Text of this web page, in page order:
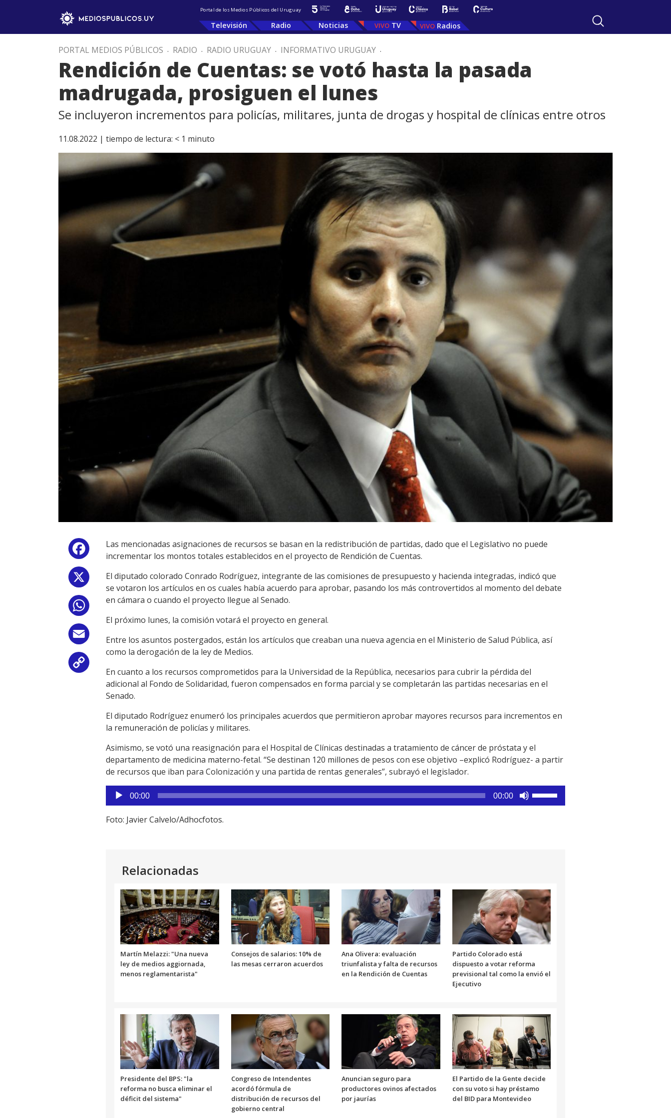
Portal de los Medios Públicos del Uruguay
Televisión Radio Noticias TV Radios
PORTAL MEDIOS PÚBLICOS . RADIO . RADIO URUGUAY . INFORMATIVO URUGUAY .
Rendición de Cuentas: se votó hasta la pasada
madrugada, prosiguen el lunes
Se incluyeron incrementos para policías, militares, junta de drogas y hospital de clínicas entre otros
11.08.2022 | tiempo de lectura: < 1 minuto
Facebook
Email
Link
Las mencionadas asignaciones de recursos se basan en la redistribución de partidas, dado que el Legislativo no puede
incrementar los montos totales establecidos en el proyecto de Rendición de Cuentas.
El diputado colorado Conrado Rodríguez, integrante de las comisiones de presupuesto y hacienda integradas, indicó que
se votaron los artículos en os cuales había acuerdo para aprobar, pasando los más controvertidos al momento del debate
en cámara o cuando el proyecto llegue al Senado.
El próximo lunes, la comisión votará el proyecto en general.
Entre los asuntos postergados, están los artículos que creaban una nueva agencia en el Ministerio de Salud Pública, así
como la derogación de la ley de Medios.
En cuanto a los recursos comprometidos para la Universidad de la República, necesarios para cubrir la pérdida del
adicional al Fondo de Solidaridad, fueron compensados en forma parcial y se completarán las partidas necesarias en el
Senado.
El diputado Rodríguez enumeró los principales acuerdos que permitieron aprobar mayores recursos para incrementos en
la remuneración de policías y militares.
Asimismo, se votó una reasignación para el Hospital de Clínicas destinadas a tratamiento de cáncer de próstata y el
departamento de medicina materno-fetal. “Se destinan 120 millones de pesos con ese objetivo –explicó Rodríguez- a partir
de recursos que iban para Colonización y una partida de rentas generales”, subrayó el legislador.
Reproductor
de
audio
00:00 00:00
disminuir
volumen.
Foto: Javier Calvelo/Adhocfotos.
Relacionadas
Martín Melazzi: "Una nueva
ley de medios aggiornada,
menos reglamentarista"
Consejos de salarios: 10% de
las mesas cerraron acuerdos
Ana Olivera: evaluación
triunfalista y falta de recursos
en la Rendición de Cuentas
Partido Colorado está
dispuesto a votar reforma
previsional tal como la envió el
Ejecutivo
Presidente del BPS: "la
reforma no busca eliminar el
déficit del sistema"
Congreso de Intendentes
acordó fórmula de
distribución de recursos del
gobierno central
Anuncian seguro para
productores ovinos afectados
por jaurías
El Partido de la Gente decide
con su voto si hay préstamo
del BID para Montevideo